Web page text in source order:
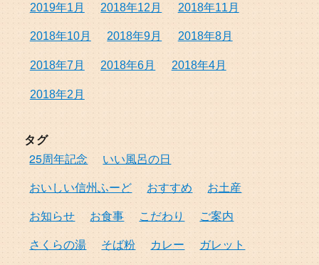
2019年1月 2018年12月 2018年11月
2018年10月 2018年9月 2018年8月
2018年7月 2018年6月 2018年4月
2018年2月
タグ
25周年記念
いい風呂の日
おいしい信州ふーど
おすすめ
お土産
お知らせ
お食事 こだわり
ご案内
さくらの湯
そば粉 カレー
ガレット